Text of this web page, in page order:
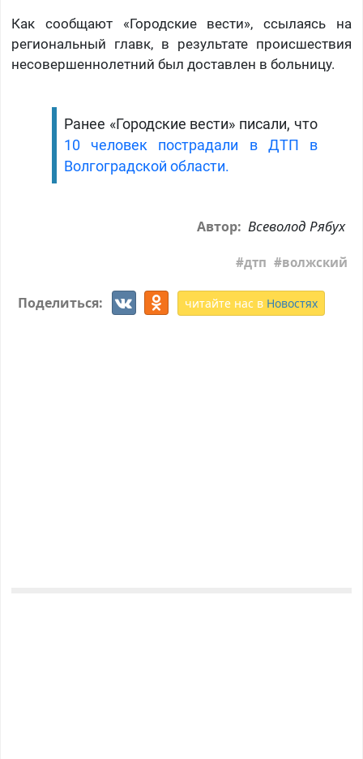
Как сообщают «Городские вести», ссылаясь на
региональный главк, в результате происшествия
несовершеннолетний был доставлен в больницу.
Ранее «Городские вести» писали, что
10 человек пострадали в ДТП в
Волгоградской области.
Автор: Всеволод Рябух
дтп волжский
Поделиться: читайте нас в Новостях